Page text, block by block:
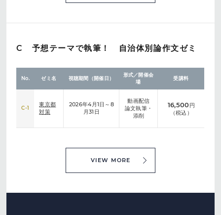
C 予想テーマで執筆！ 自治体別論作文ゼミ
No. ゼミ名 視聴期間（開催日）
形式／開催会
場
受講料
C-1
東京都
対策
2026年4月1日～8
月31日
動画配信
論文執筆・
添削
16,500円
（税込）
VIEW MORE